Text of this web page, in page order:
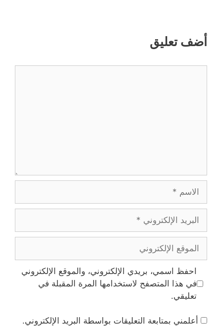
أضف تعليق
الإلكتروني
الإلكتروني
احفظ اسمي، بريدي الإلكتروني، والموقع الإلكتروني
في هذا المتصفح لاستخدامها المرة المقبلة في
تعليقي.
أعلمني بمتابعة التعليقات بواسطة البريد الإلكتروني.